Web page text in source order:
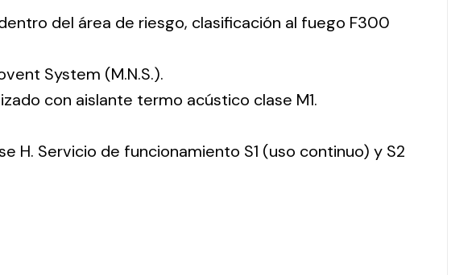
del área de riesgo, clasificación al fuego F300
System (M.N.S.).
con aislante termo acústico clase M1.
H. Servicio de funcionamiento S1 (uso continuo) y S2